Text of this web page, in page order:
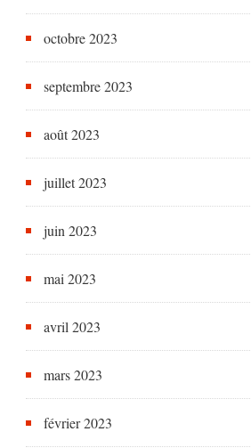
octobre 2023
septembre 2023
août 2023
juillet 2023
juin 2023
mai 2023
avril 2023
mars 2023
février 2023